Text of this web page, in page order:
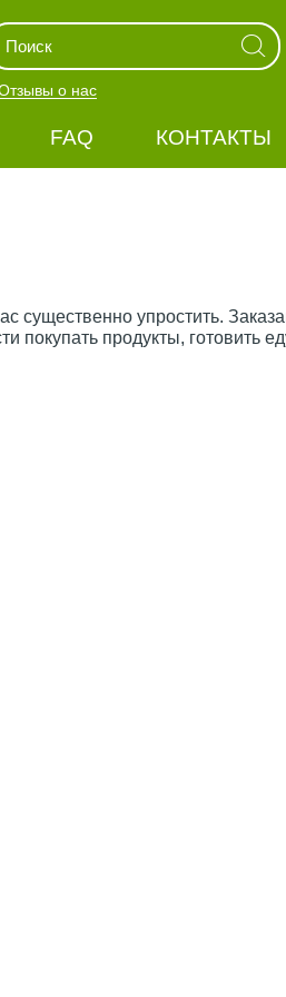
о нас
FAQ КОНТАКТЫ
существенно упростить.
покупать продукты, готовить